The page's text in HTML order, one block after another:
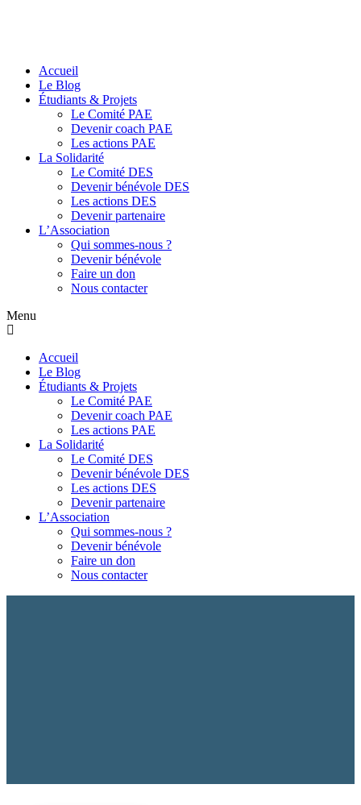
Accueil
Le Blog
Étudiants & Projets
Le Comité PAE
Devenir coach PAE
Les actions PAE
La Solidarité
Le Comité DES
Devenir bénévole DES
Les actions DES
Devenir partenaire
L’Association
Qui sommes-nous ?
Devenir bénévole
Faire un don
Nous contacter
Menu
Accueil
Le Blog
Étudiants & Projets
Le Comité PAE
Devenir coach PAE
Les actions PAE
La Solidarité
Le Comité DES
Devenir bénévole DES
Les actions DES
Devenir partenaire
L’Association
Qui sommes-nous ?
Devenir bénévole
Faire un don
Nous contacter